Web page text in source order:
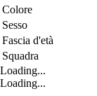
Colore
Sesso
Fascia d'età
Squadra
Loading...
Loading...